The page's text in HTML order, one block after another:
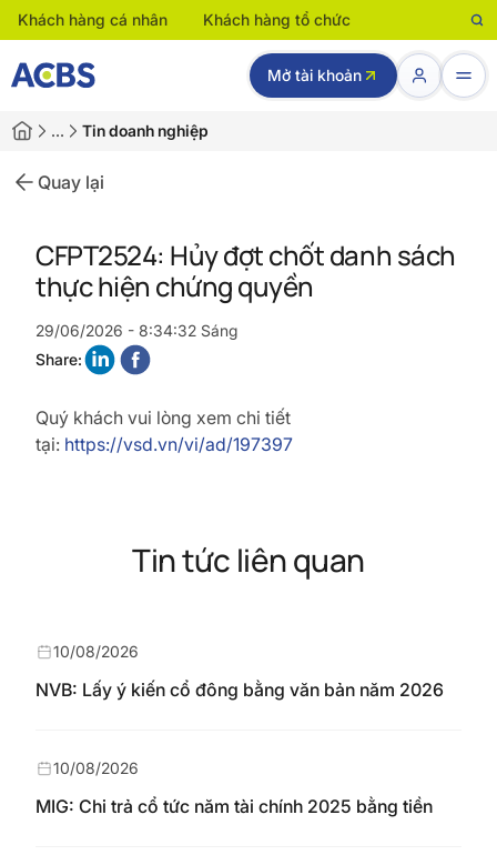
Khách hàng cá nhân Khách hàng tổ chức
Mở tài khoản
… Tin doanh nghiệp
Quay lại
CFPT2524: Hủy đợt chốt danh sách
thực hiện chứng quyền
29/06/2026 - 8:34:32 Sáng
Share:
Quý khách vui lòng xem chi tiết
tại: https://vsd.vn/vi/ad/197397
Tin tức liên quan
NVB: Lấy ý kiến cổ đông bằng văn bản năm 2026
10/08/2026
MIG: Chi trả cổ tức năm tài chính 2025 bằng tiền
10/08/2026